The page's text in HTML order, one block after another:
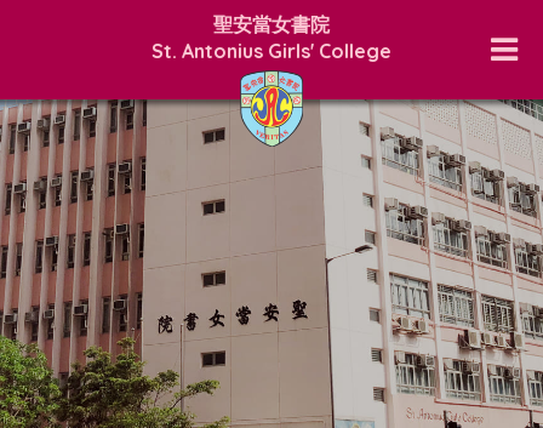
聖安當女書院
St. Antonius Girls' College